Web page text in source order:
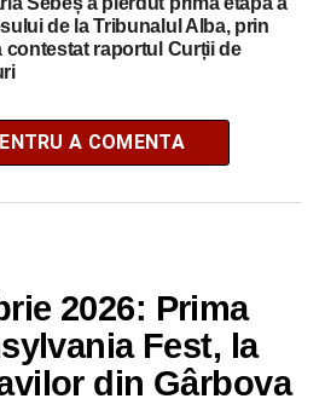
de la Tribunalul Alba, prin
contestat raportul Curții de
A COMENTA
2026: Prima
Fest, la
din Gârbova